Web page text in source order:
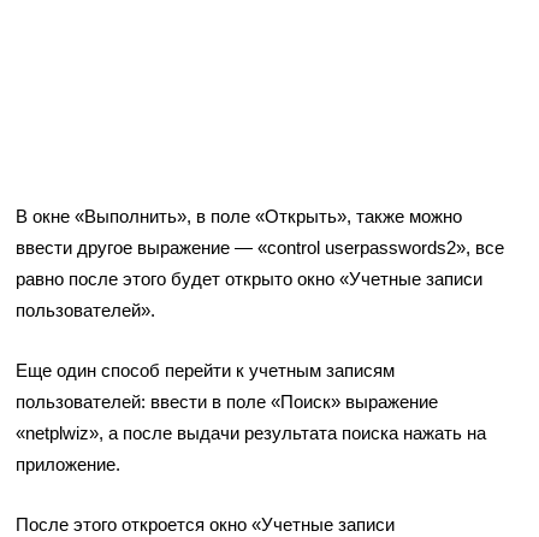
В окне «Выполнить», в поле «Открыть», также можно
ввести другое выражение — «control userpasswords2», все
равно после этого будет открыто окно «Учетные записи
пользователей».
Еще один способ перейти к учетным записям
пользователей: ввести в поле «Поиск» выражение
«netplwiz», а после выдачи результата поиска нажать на
приложение.
После этого откроется окно «Учетные записи